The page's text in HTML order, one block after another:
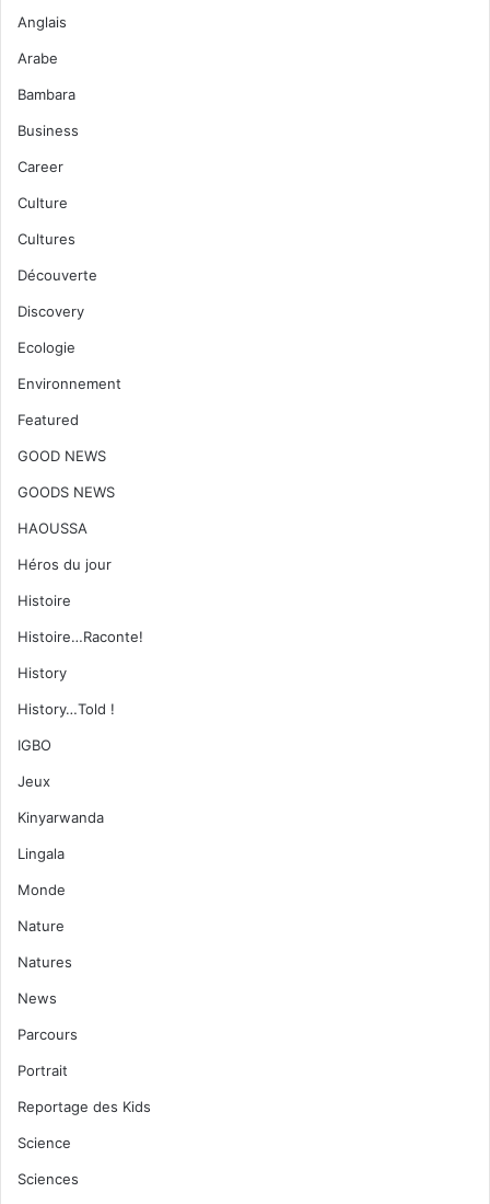
Anglais
Arabe
Bambara
Business
Career
Culture
Cultures
Découverte
Discovery
Ecologie
Environnement
Featured
GOOD NEWS
GOODS NEWS
HAOUSSA
Héros du jour
Histoire
Histoire…Raconte!
History
History…Told !
IGBO
Jeux
Kinyarwanda
Lingala
Monde
Nature
Natures
News
Parcours
Portrait
Reportage des Kids
Science
Sciences